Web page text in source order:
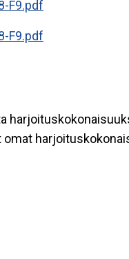
F9.pdf
F9.pdf